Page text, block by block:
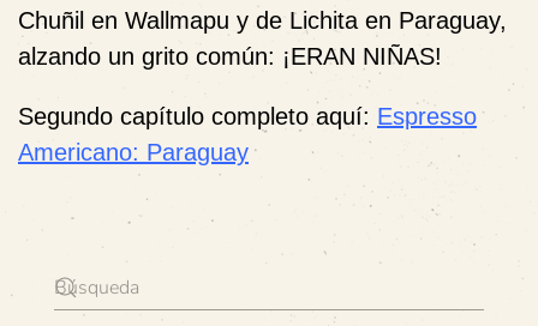
Chuñil en Wallmapu y de Lichita en Paraguay,
alzando un grito común: ¡ERAN NIÑAS!
Segundo capítulo completo aquí: Espresso
Americano: Paraguay